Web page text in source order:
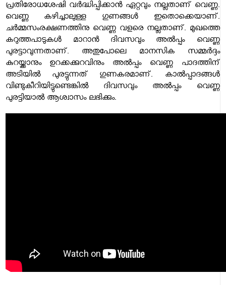
പ്രതിരോധശേഷി വർദ്ധിപ്പിക്കാൻ ഏറ്റവും നല്ലതാണ് വെണ്ണ.
വെണ്ണ കഴിച്ചാലുള്ള ഗുണങ്ങൾ ഇതൊക്കെയാണ്.
ചർമ്മസംരക്ഷണത്തിനു വെണ്ണ വളരെ നല്ലതാണ്. മുഖത്തെ
കറുത്തപാടുകൾ മാറാൻ ദിവസവും അൽപ്പം വെണ്ണ
പുരട്ടാവുന്നതാണ്. അതുപോലെ മാനസിക സമ്മർദ്ദം
കുറയ്ക്കാനും ഉറക്കക്കുറവിനും അൽപ്പം വെണ്ണ പാദത്തിന്
അടിയിൽ പുരട്ടുന്നത് ഗുണകരമാണ്. കാൽപ്പാദങ്ങൾ
വിണ്ടുകീറിയിട്ടുണ്ടെങ്കിൽ ദിവസവും അൽപ്പം വെണ്ണ
പുരട്ടിയാൽ ആശ്വാസം ലഭിക്കും.